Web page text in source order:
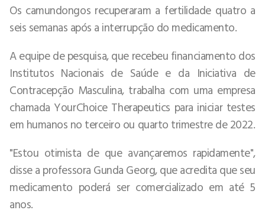
Os camundongos recuperaram a fertilidade quatro a
seis semanas após a interrupção do medicamento.
A equipe de pesquisa, que recebeu financiamento dos
Institutos Nacionais de Saúde e da Iniciativa de
Contracepção Masculina, trabalha com uma empresa
chamada YourChoice Therapeutics para iniciar testes
em humanos no terceiro ou quarto trimestre de 2022.
"Estou otimista de que avançaremos rapidamente",
disse a professora Gunda Georg, que acredita que seu
medicamento poderá ser comercializado em até 5
anos.